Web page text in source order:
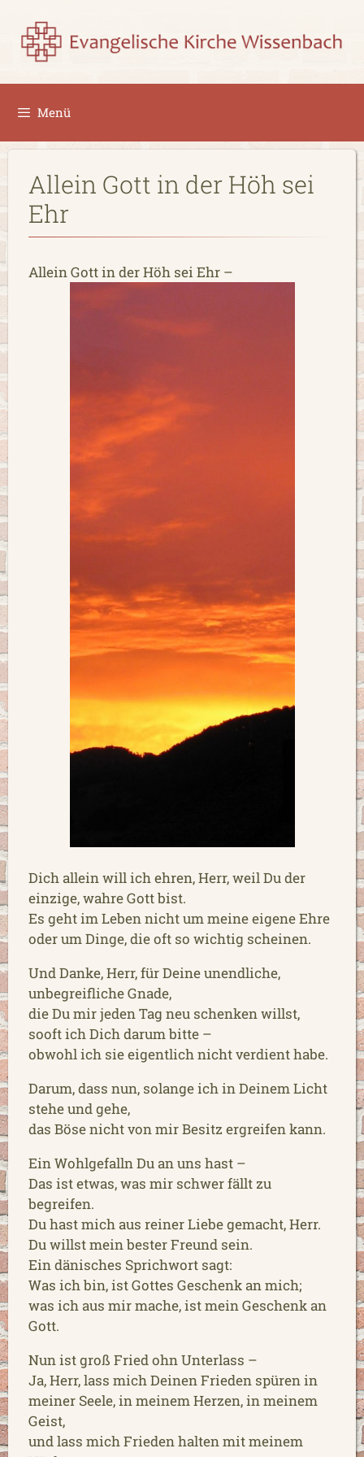
Inhalt
springen
Menü
Allein Gott in der Höh sei
Ehr
Allein Gott in der Höh sei Ehr –
Dich allein will ich ehren, Herr, weil Du der
einzige, wahre Gott bist.
Es geht im Leben nicht um meine eigene Ehre
oder um Dinge, die oft so wichtig scheinen.
Und Danke, Herr, für Deine unendliche,
unbegreifliche Gnade,
die Du mir jeden Tag neu schenken willst,
sooft ich Dich darum bitte –
obwohl ich sie eigentlich nicht verdient habe.
Darum, dass nun, solange ich in Deinem Licht
stehe und gehe,
das Böse nicht von mir Besitz ergreifen kann.
Ein Wohlgefalln Du an uns hast –
Das ist etwas, was mir schwer fällt zu
begreifen.
Du hast mich aus reiner Liebe gemacht, Herr.
Du willst mein bester Freund sein.
Ein dänisches Sprichwort sagt:
Was ich bin, ist Gottes Geschenk an mich;
was ich aus mir mache, ist mein Geschenk an
Gott.
Nun ist groß Fried ohn Unterlass –
Ja, Herr, lass mich Deinen Frieden spüren in
meiner Seele, in meinem Herzen, in meinem
Geist,
und lass mich Frieden halten mit meinem